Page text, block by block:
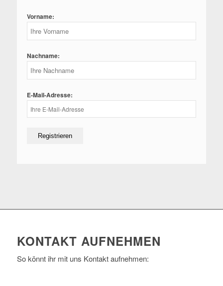
Vorname:
Nachname:
E-Mail-Adresse:
KONTAKT AUFNEHMEN
So könnt ihr mit uns Kontakt aufnehmen: